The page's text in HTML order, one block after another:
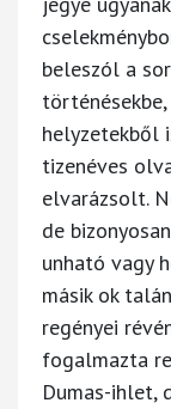
beleszól a
helyzetekből
tizenéves
elvarázsolt.
de
unható vagy
másik ok
regényei
fogalmazta
Dumas-ihlet,